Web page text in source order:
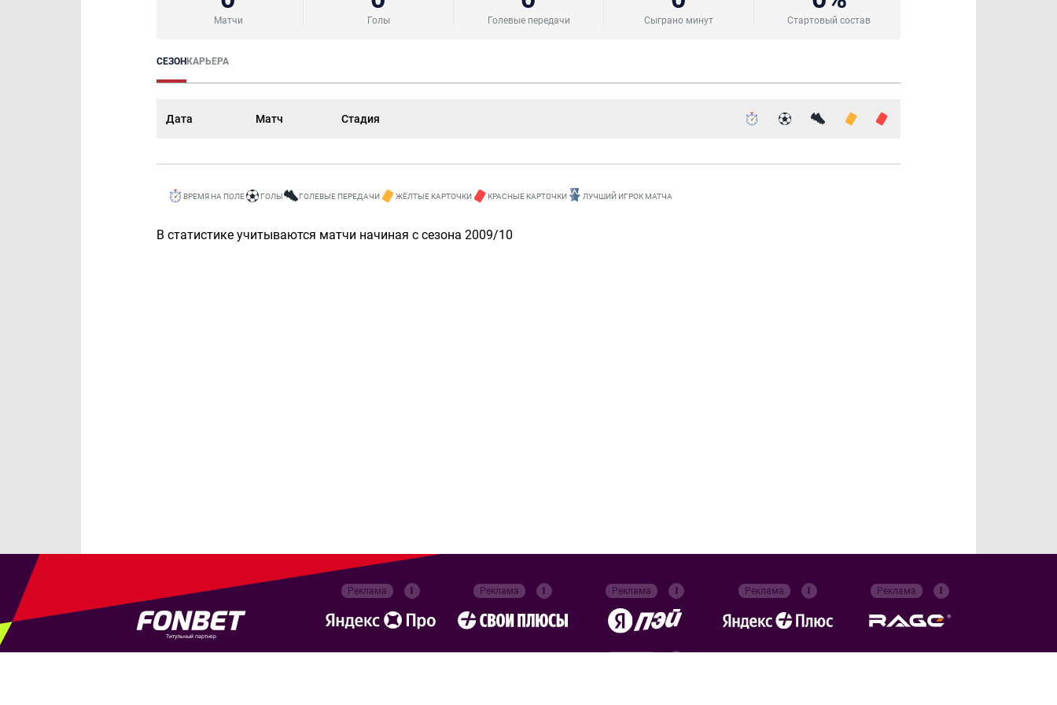
Матчи Голы Голевые передачи Сыграно минут Стартовый состав
СЕЗОНКАРЬЕРА
Дата Матч Стадия
ВРЕМЯ НА ПОЛЕ ГОЛЫ ГОЛЕВЫЕ ПЕРЕДАЧИ ЖЁЛТЫЕ КАРТОЧКИ КРАСНЫЕ КАРТОЧКИ ЛУЧШИЙ ИГРОК МАТЧА
В статистике учитываются матчи начиная с сезона 2009/10
Титульный партнер
Реклама Реклама Реклама Реклама Реклама